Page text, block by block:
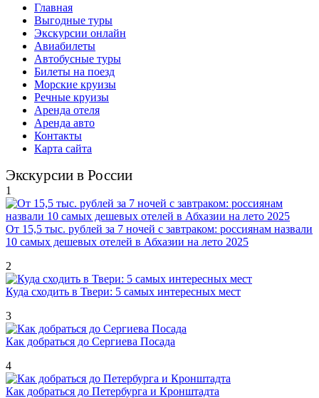
Главная
Выгодные туры
Экскурсии онлайн
Авиабилеты
Автобусные туры
Билеты на поезд
Морские круизы
Речные круизы
Аренда отеля
Аренда авто
Контакты
Карта сайта
Экскурсии в России
1
От 15,5 тыс. рублей за 7 ночей с завтраком: россиянам назвали
10 самых дешевых отелей в Абхазии на лето 2025
2
Куда сходить в Твери: 5 самых интересных мест
3
Как добраться до Сергиева Посада
4
Как добраться до Петербурга и Кронштадта